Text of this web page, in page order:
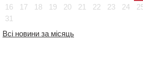
16
17 18 19 20 21 22 23 24
31
Всі новини за місяць